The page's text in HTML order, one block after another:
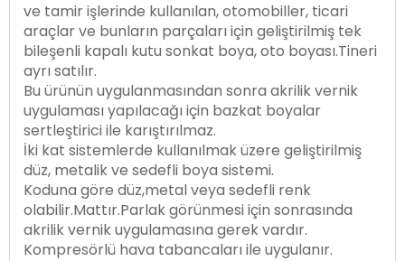
ve tamir işlerinde kullanılan, otomobiller, ticari
araçlar ve bunların parçaları için geliştirilmiş tek
bileşenli kapalı kutu sonkat boya, oto boyası.Tineri
ayrı satılır.
Bu ürünün uygulanmasından sonra akrilik vernik
uygulaması yapılacağı için bazkat boyalar
sertleştirici ile karıştırılmaz.
İki kat sistemlerde kullanılmak üzere geliştirilmiş
düz, metalik ve sedefli boya sistemi.
Koduna göre düz,metal veya sedefli renk
olabilir.Mattır.Parlak görünmesi için sonrasında
akrilik vernik uygulamasına gerek vardır.
Kompresörlü hava tabancaları ile uygulanır.